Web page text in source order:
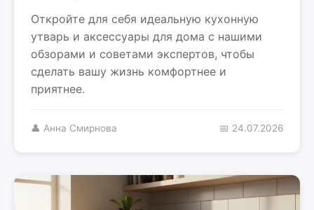
Откройте для себя идеальную кухонную
утварь и аксессуары для дома с нашими
обзорами и советами экспертов, чтобы
сделать вашу жизнь комфортнее и
приятнее.
👤 Анна Смирнова 📅 24.07.2026